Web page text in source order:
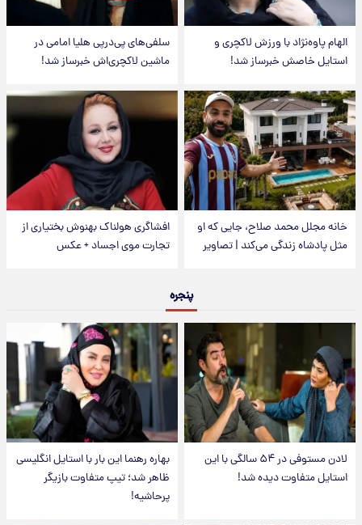
الهام پاوه‌نژاد با ورزش لاکچری و
استایل خاصش خبرساز شد!
سلفی‌های پی‌درپی هلیا امامی در
ماشین لاکچری‌اش خبرساز شد!
خانه مجلل محمد صلاح، جایی که او
مثل پادشاه زندگی می‌کند | تصاویر
افشاگری هولناک بهنوش بختیاری از
تجارت موی اجساد + عکس
پنجره
لادن مستوفی در ۵۴ سالگی با این
استایل متفاوت دیده شد!
بهاره رهنما این بار با استایل انگلیسی
ظاهر شد؛ تیپ متفاوت بازیگر
پرحاشیه!